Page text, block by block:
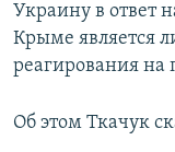
Украину в ответ
Крыме является
реагирования на
Об этом Ткачук